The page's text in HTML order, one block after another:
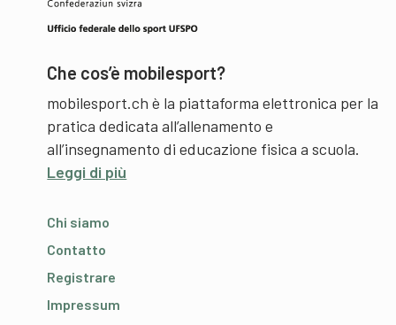
Che cos’è mobilesport?
mobilesport.ch è la piattaforma elettronica per la
pratica dedicata all’allenamento e
all’insegnamento di educazione fisica a scuola.
Leggi di più
Chi siamo
Contatto
Registrare
Impressum